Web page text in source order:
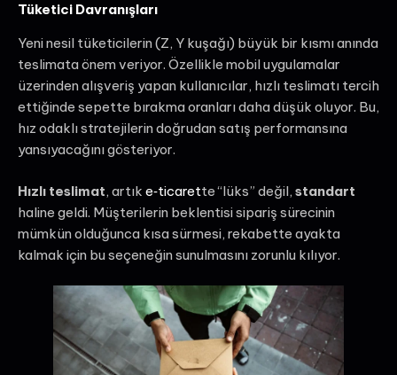
Tüketici Davranışları
Yeni nesil tüketicilerin (Z, Y kuşağı) büyük bir kısmı anında
teslimata önem veriyor. Özellikle mobil uygulamalar
üzerinden alışveriş yapan kullanıcılar, hızlı teslimatı tercih
ettiğinde sepette bırakma oranları daha düşük oluyor. Bu,
hız odaklı stratejilerin doğrudan satış performansına
yansıyacağını gösteriyor.
Hızlı teslimat, artık e‑ticarette “lüks” değil, standart
haline geldi. Müşterilerin beklentisi sipariş sürecinin
mümkün olduğunca kısa sürmesi, rekabette ayakta
kalmak için bu seçeneğin sunulmasını zorunlu kılıyor.